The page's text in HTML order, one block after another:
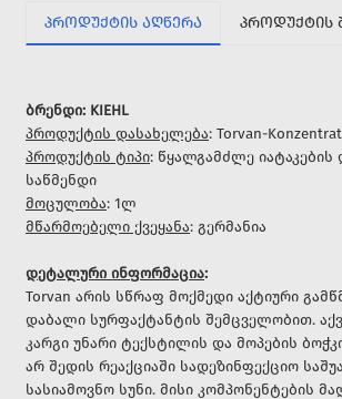
ᲞᲠᲝᲓᲣᲥᲢᲘᲡ ᲐᲦᲬᲔᲠᲐ ᲞᲠᲝᲓᲣᲥᲢᲘᲡ
ბრენდი: KIEHL
პროდუქტის დასახელება: Torvan-Konzentrat
პროდუქტის ტიპი: წყალგამძლე იატაკების
საწმენდი
მოცულობა: 1ლ
მწარმოებელი ქვეყანა: გერმანია
დეტალური ინფორმაცია:
Torvan არის სწრაფ მოქმედი აქტიური
დაბალი სურფაქტანტის შემცველობით.
კარგი უნარი ტექსტილის და მოპების
არ შედის რეაქციაში სადეზინფექციო
სასიამოვნო სუნი. მისი კომპონენტების